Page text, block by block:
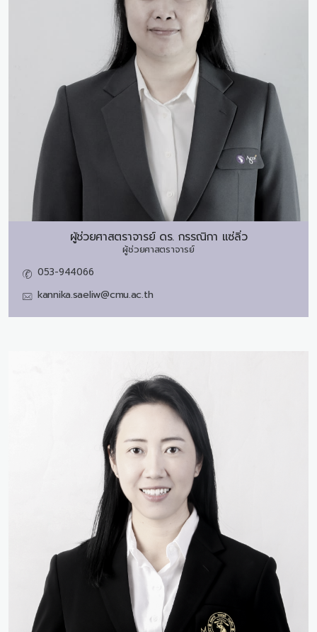
ผู้ช่วยศาสตราจารย์ ดร. กรรณิกา แซ่ลิ่ว
ผู้ช่วยศาสตราจารย์
053-944066
kannika.saeliw@cmu.ac.th